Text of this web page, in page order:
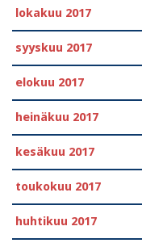
lokakuu 2017
syyskuu 2017
elokuu 2017
heinäkuu 2017
kesäkuu 2017
toukokuu 2017
huhtikuu 2017